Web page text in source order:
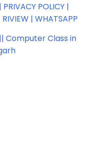
PRIVACY POLICY |
RIVIEW | WHATSAPP
|| Computer Class in